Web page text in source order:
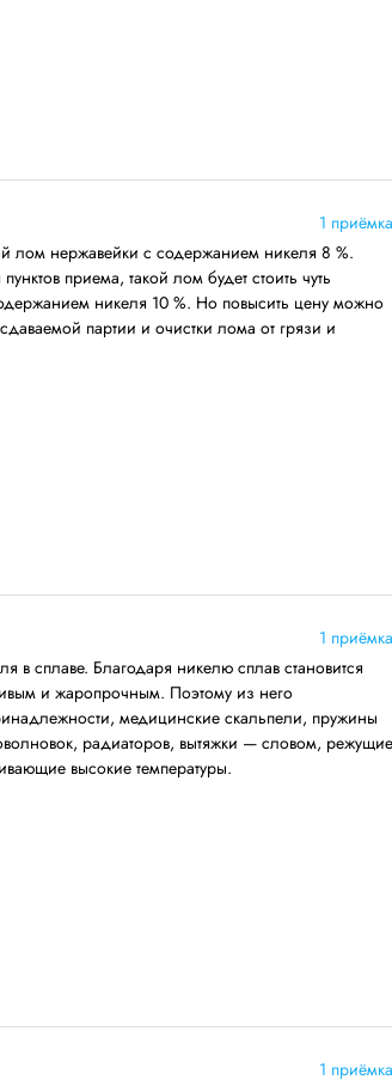
1 приёмка
лом нержавейки с содержанием никеля 8 %.
приема, такой лом будет стоить чуть
никеля 10 %. Но повысить цену можно
партии и очистки лома от грязи и
1 приёмка
в сплаве. Благодаря никелю сплав становится
и жаропрочным. Поэтому из него
медицинские скальпели, пружины
радиаторов, вытяжки — словом, режущие
высокие температуры.
1 приёмка